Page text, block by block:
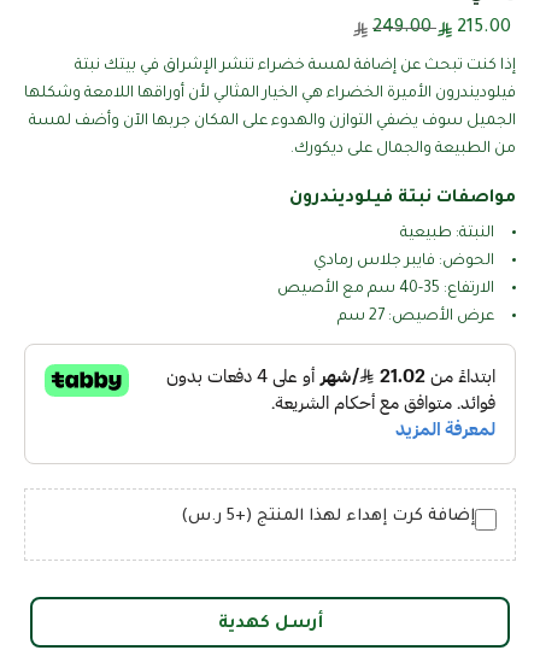
249.00
إذا كنت تبحث عن إضافة لمسة خضراء تنشر الإشراق في بيتك نبتة
فيلوديندرون الأميرة الخضراء هي الخيار المثالي لأن أوراقها اللامعة وشكلها
الجميل سوف يضفي التوازن والهدوء على المكان جربها الآن وأضف لمسة
من الطبيعة والجمال على ديكورك.
مواصفات نبتة فيلوديندرون
النبتة: طبيعية
الحوض: فايبر جلاس رمادي
الارتفاع: 35-40 سم مع الأصيص
عرض الأصيص: 27 سم
إضافة كرت إهداء لهذا المنتج (+5 ر.س)
أرسل كهدية